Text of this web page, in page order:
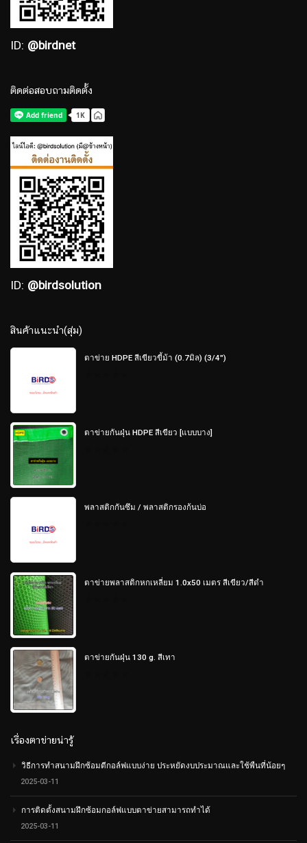
ID: @birdnet
ติดต่อสอบถามติดตั้ง
ID: @birdsolution
สินค้าแนะนำ(สุ่ม)
ตาข่าย HDPE สีเขียวขี้ม้า (0.7มิล) (3/4")
ตาข่ายกันฝุ่น HDPE สีเขียว [แบบบาง]
พลาสติกกันซึม / พลาสติกรองก้นบ่อ
ตาข่ายพลาสติกหกเหลี่ยม 1.0x50 เมตร สีเขียว/สีดำ
ตาข่ายกันฝุ่น 130 g. สีเทา
เรื่องตาข่ายน่ารู้
วิธีการทำสนามฝึกซ้อมตีกอล์ฟแบบง่าย ประหยัดงบประมาณและใช้พืนที่น้อยๆ
2025-03-11
การติดตั้งสนามฝึกซ้อมกอล์ฟแบบตาข่ายสามารถทำได้
2025-03-11